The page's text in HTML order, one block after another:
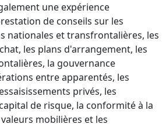
une expérience
de conseils sur les
nationales et transfrontalières, les
les plans d'arrangement, les
la gouvernance
entre apparentés, les
privés, les
de risque, la conformité à la
mobilières et les